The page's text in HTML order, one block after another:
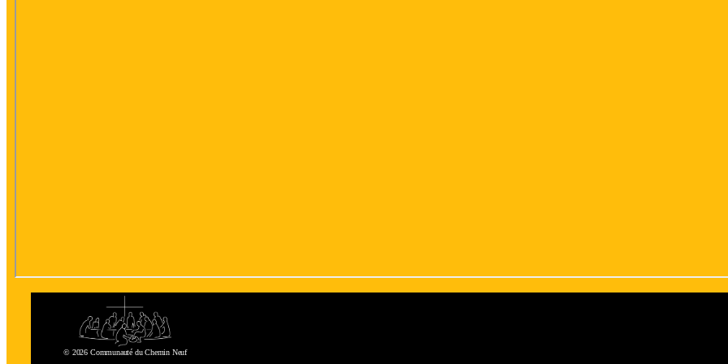
© 2026 Communauté du Chemin Neuf